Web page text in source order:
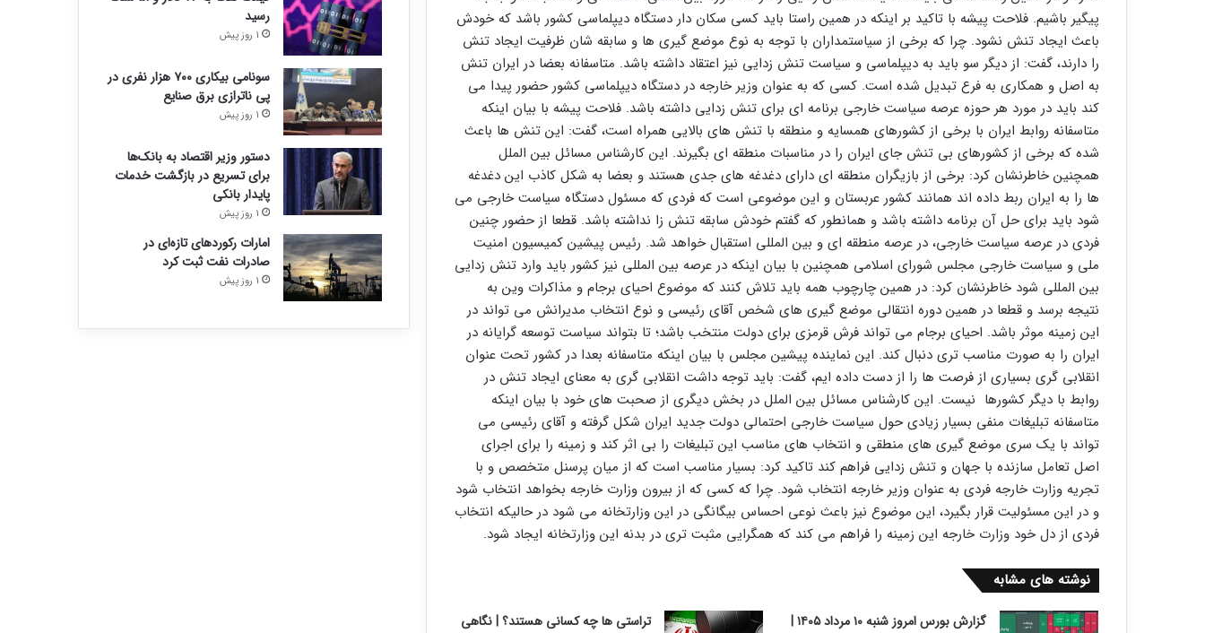
پیگیر باشیم. فلاحت پیشه با تاکید بر اینکه در همین راستا باید کسی سکان دار دستگاه دیپلماسی کشور باشد که خودش
باعث ایجاد تنش نشود. چرا که برخی از سیاستمداران با توجه به نوع موضع گیری ها و سابقه شان ظرفیت ایجاد تنش
را دارند، گفت: از دیگر سو باید به دیپلماسی و سیاست تنش زدایی نیز اعتقاد داشته باشد. متاسفانه بعضا در ایران تنش
به اصل و همکاری به فرع تبدیل شده است. کسی که به عنوان وزیر خارجه در دستگاه دیپلماسی کشور حضور پیدا می
کند باید در مورد هر حوزه عرصه سیاست خارجی برنامه ای برای تنش زدایی داشته باشد. فلاحت پیشه با بیان اینکه
متاسفانه روابط ایران با برخی از کشورهای همسایه و منطقه با تنش های بالایی همراه است، گفت: این تنش ها باعث
شده که برخی از کشورهای بی تنش جای ایران را در مناسبات منطقه ای بگیرند. این کارشناس مسائل بین الملل
همچنین خاطرنشان کرد: برخی از بازیگران منطقه ای دارای دغدغه های جدی هستند و بعضا به شکل کاذب این دغدغه
ها را به ایران ربط داده اند همانند کشور عربستان و این موضوعی است که فردی که مسئول دستگاه سیاست خارجی می
شود باید برای حل آن برنامه داشته باشد و همانطور که گفتم خودش سابقه تنش زا نداشته باشد. قطعا از حضور چنین
فردی در عرصه سیاست خارجی، در عرصه منطقه ای و بین المللی استقبال خواهد شد. رئیس پیشین کمیسیون امنیت
ملی و سیاست خارجی مجلس شورای اسلامی همچنین با بیان اینکه در عرصه بین المللی نیز کشور باید وارد تنش زدایی
بین المللی شود خاطرنشان کرد: در همین چارچوب همه باید تلاش کنند که موضوع احیای برجام و مذاکرات وین به
نتیجه برسد و قطعا در همین دوره انتقالی موضع گیری های شخص آقای رئیسی و نوع انتخاب مدیرانش می تواند در
این زمینه موثر باشد. احیای برجام می تواند فرش قرمزی برای دولت منتخب باشد؛ تا بتواند سیاست توسعه گرایانه در
ایران را به صورت مناسب تری دنبال کند. این نماینده پیشین مجلس با بیان اینکه متاسفانه بعدا در کشور تحت عنوان
انقلابی گری بسیاری از فرصت ها را از دست داده ایم، گفت: باید توجه داشت انقلابی گری به معنای ایجاد تنش در
روابط با دیگر کشورها نیست. این کارشناس مسائل بین الملل در بخش دیگری از صحبت های خود با بیان اینکه
متاسفانه تبلیغات منفی بسیار زیادی حول سیاست خارجی احتمالی دولت جدید ایران شکل گرفته و آقای رئیسی می
تواند با یک سری موضع گیری های منطقی و انتخاب های مناسب این تبلیغات را بی اثر کند و زمینه را برای اجرای
اصل تعامل سازنده با جهان و تنش زدایی فراهم کند تاکید کرد: بسیار مناسب است که از میان پرسنل متخصص و با
تجریه وزارت خارجه فردی به عنوان وزیر خارجه انتخاب شود. چرا که کسی که از بیرون وزارت خارجه بخواهد انتخاب شود
و در این مسئولیت قرار بگیرد، این موضوع نیز باعث نوعی احساس بیگانگی در این وزارتخانه می شود در حالیکه انتخاب
فردی از دل خود وزارت خارجه این زمینه را فراهم می کند که همگرایی مثبت تری در بدنه این وزارتخانه ایجاد شود.
نوشته های مشابه
گزارش بورس امروز شنبه ۱۰ مرداد ۱۴۰۵ |
تراستی ها چه کسانی هستند؟ | نگاهی
رسید
1 روز پیش
سونامی بیکاری ۷۰۰ هزار نفری در
پی ناترازی برق صنایع
1 روز پیش
دستور وزیر اقتصاد به بانک‌ها
برای تسریع در بازگشت خدمات
پایدار بانکی
1 روز پیش
امارات رکورد‌های تازه‌ای در
صادرات نفت ثبت کرد
1 روز پیش